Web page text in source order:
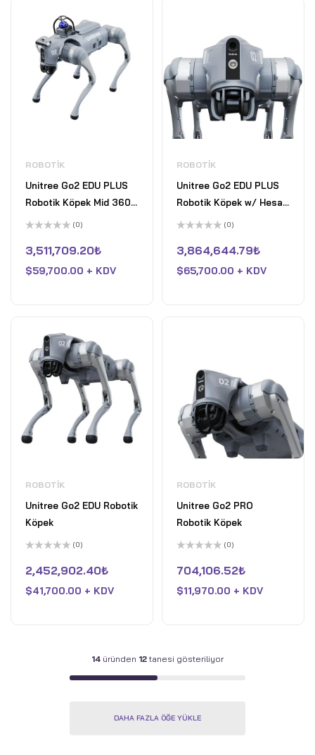
ROBOTIK
Unitree Go2 EDU PLUS
Robotik Köpek Mid 360
LiDAR ile
üzerinden
0
aldı
(0)
3,511,709.20₺
$59,700.00 + KDV
ROBOTIK
Unitree Go2 EDU PLUS
Robotik Köpek w/ Hesai
XT16 LiDAR
üzerinden
0
aldı
(0)
3,864,644.79₺
$65,700.00 + KDV
ROBOTIK
Unitree Go2 EDU Robotik
Köpek
üzerinden
0
aldı
(0)
2,452,902.40₺
$41,700.00 + KDV
ROBOTIK
Unitree Go2 PRO
Robotik Köpek
üzerinden
0
aldı
(0)
704,106.52₺
$11,970.00 + KDV
14 üründen 12 tanesi gösteriliyor
DAHA FAZLA ÖĞE YÜKLE